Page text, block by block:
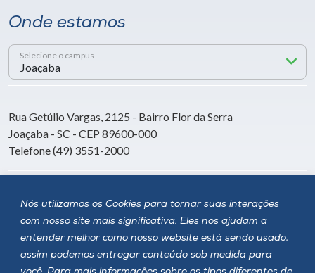
Nós utilizamos os Cookies para tornar suas interações
com nosso site mais significativa. Eles nos ajudam a
entender melhor como nosso website está sendo usado,
assim podemos entregar conteúdo sob medida para
Onde estamos
Selecione o campus
Rua Getúlio Vargas, 2125 - Bairro Flor da Serra
Joaçaba - SC - CEP 89600-000
Telefone (49) 3551-2000
Siga a Unoesc